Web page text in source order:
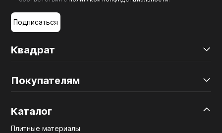
Квадрат
Покупателям
Каталог
Плитные материалы
Подписаться